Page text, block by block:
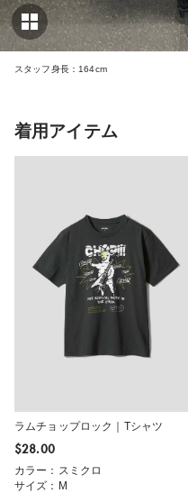
スタッフ身長：164cm
着用アイテム
ラムチョップロック｜Tシャツ
$‌28.00
カラー：スミクロ
サイズ：M